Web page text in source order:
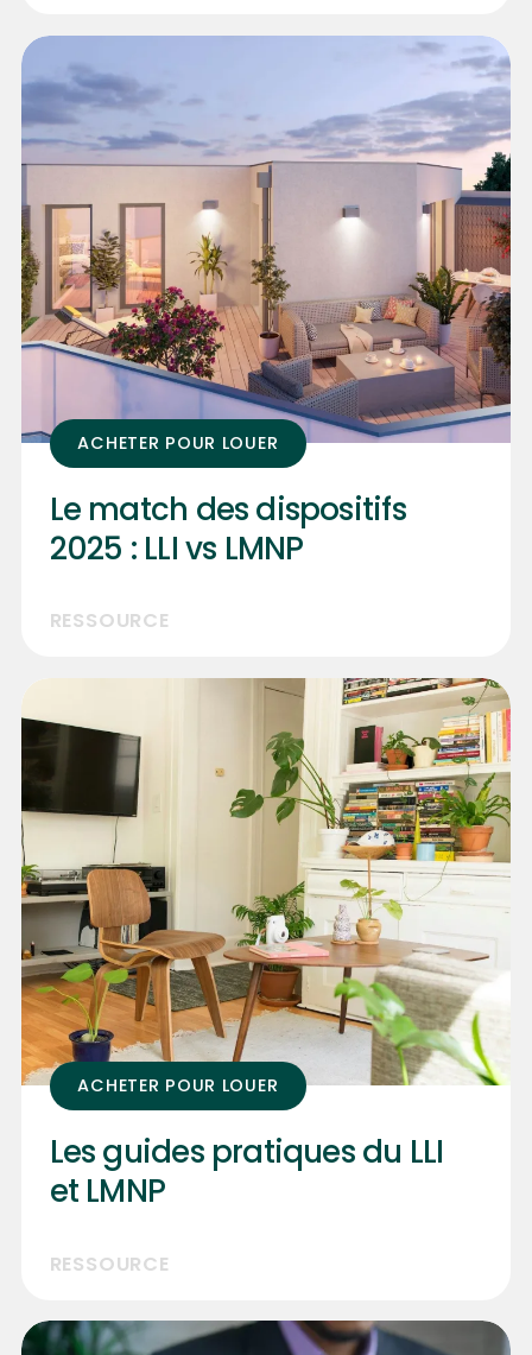
ACHETER POUR LOUER
Le match des dispositifs
2025 : LLI vs LMNP
RESSOURCE
ACHETER POUR LOUER
Les guides pratiques du LLI
et LMNP
RESSOURCE